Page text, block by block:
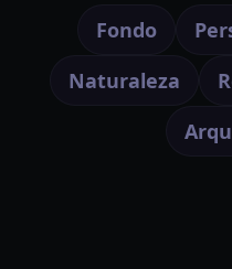
Fondo
Naturaleza